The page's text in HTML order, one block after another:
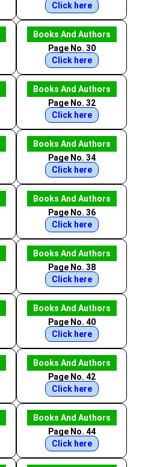
Click here
Books And Authors
Page No. 30
Click here
Books And Authors
Page No. 32
Click here
Books And Authors
Page No. 34
Click here
Books And Authors
Page No. 36
Click here
Books And Authors
Page No. 38
Click here
Books And Authors
Page No. 40
Click here
Books And Authors
Page No. 42
Click here
Books And Authors
Page No. 44
Click here